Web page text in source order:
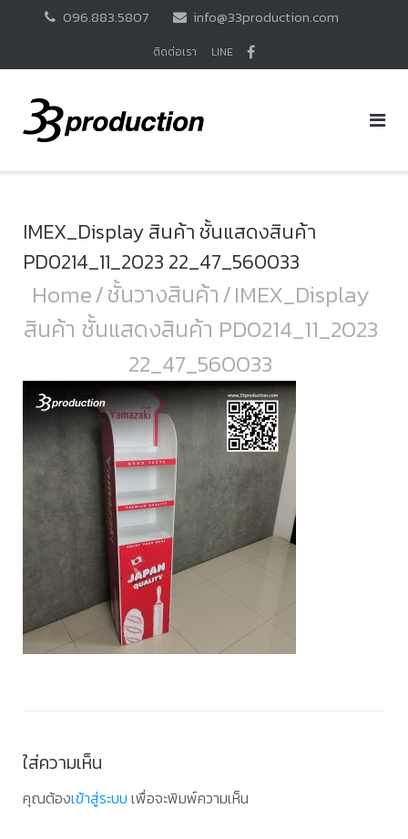
096.883.5807 info@33production.com
ติดต่อเรา LINE
IMEX_Display สินค้า ชั้นแสดงสินค้า
PD0214_11_2023 22_47_560033
Home/ชั้นวางสินค้า/IMEX_Display
สินค้า ชั้นแสดงสินค้า PD0214_11_2023
22_47_560033
ใส่ความเห็น
คุณต้องเข้าสู่ระบบ เพื่อจะพิมพ์ความเห็น